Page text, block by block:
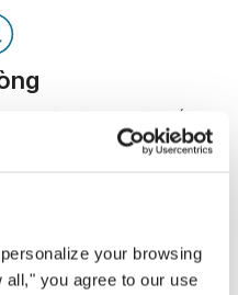
your browsing
you agree to our use
đã hài hòng hoặc rất
mình sau khi nhìn
giữa các bệnh nhân nâng
5 năm 2010 đến tháng 9